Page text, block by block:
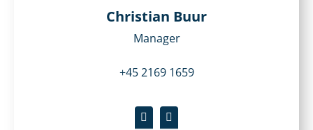
Christian Buur
Manager
+45 2169 1659